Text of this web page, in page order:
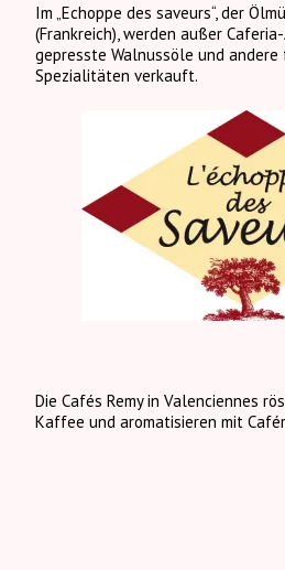
Im „Echoppe des saveurs“, der
(Frankreich), werden außer
gepresste Walnussöle und andere
Spezialitäten verkauft.
Die Cafés Remy in Valenciennes
Kaffee und aromatisieren mit